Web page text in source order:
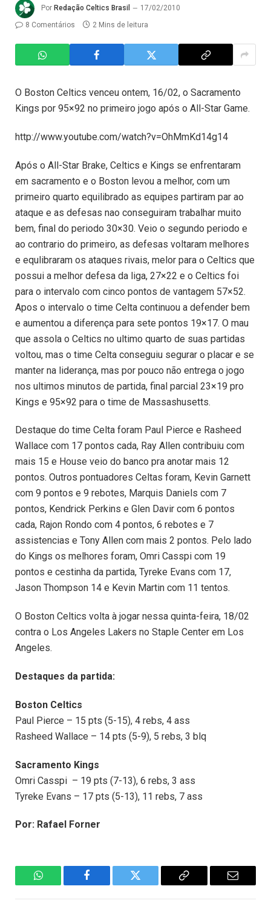
Por Redação Celtics Brasil
17/02/2010
8 Comentários
2 Mins de leitura
O Boston Celtics venceu ontem, 16/02, o Sacramento
Kings por 95×92 no primeiro jogo após o All-Star Game.
http://www.youtube.com/watch?v=OhMmKd14g14
Após o All-Star Brake, Celtics e Kings se enfrentaram
em sacramento e o Boston levou a melhor, com um
primeiro quarto equilibrado as equipes partiram par ao
ataque e as defesas nao conseguiram trabalhar muito
bem, final do periodo 30×30. Veio o segundo periodo e
ao contrario do primeiro, as defesas voltaram melhores
e equlibraram os ataques rivais, melor para o Celtics que
possui a melhor defesa da liga, 27×22 e o Celtics foi
para o intervalo com cinco pontos de vantagem 57×52.
Apos o intervalo o time Celta continuou a defender bem
e aumentou a diferença para sete pontos 19×17. O mau
que assola o Celtics no ultimo quarto de suas partidas
voltou, mas o time Celta conseguiu segurar o placar e se
manter na liderança, mas por pouco não entrega o jogo
nos ultimos minutos de partida, final parcial 23×19 pro
Kings e 95×92 para o time de Massashusetts.
Destaque do time Celta foram Paul Pierce e Rasheed
Wallace com 17 pontos cada, Ray Allen contribuiu com
mais 15 e House veio do banco pra anotar mais 12
pontos. Outros pontuadores Celtas foram, Kevin Garnett
com 9 pontos e 9 rebotes, Marquis Daniels com 7
pontos, Kendrick Perkins e Glen Davir com 6 pontos
cada, Rajon Rondo com 4 pontos, 6 rebotes e 7
assistencias e Tony Allen com mais 2 pontos. Pelo lado
do Kings os melhores foram, Omri Casspi com 19
pontos e cestinha da partida, Tyreke Evans com 17,
Jason Thompson 14 e Kevin Martin com 11 tentos.
O Boston Celtics volta à jogar nessa quinta-feira, 18/02
contra o Los Angeles Lakers no Staple Center em Los
Angeles.
Destaques da partida:
Boston Celtics
Paul Pierce – 15 pts (5-15), 4 rebs, 4 ass
Rasheed Wallace – 14 pts (5-9), 5 rebs, 3 blq
Sacramento Kings
Omri Casspi – 19 pts (7-13), 6 rebs, 3 ass
Tyreke Evans – 17 pts (5-13), 11 rebs, 7 ass
Por: Rafael Forner
WhatsAppFacebook Twitter
Copiar
E-